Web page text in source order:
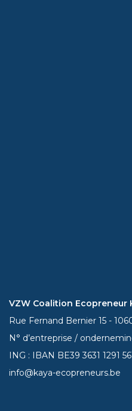
VZW Coalition Ecopreneur
Rue Fernand Bernier 15 -
N° d’entreprise /
ING : IBAN BE393631 1291
info@kaya-ecopreneurs.be